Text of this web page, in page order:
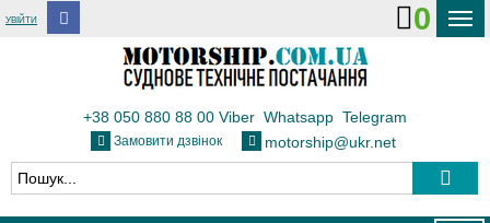
УВІЙТИ
ДОСТАВКА І ОПЛАТА
ТЕПЛОВОЗИ
КОНТАКТИ
0
+38 050 880 88 00 Viber Whatsapp Telegram
Замовити дзвінок motorship@ukr.net